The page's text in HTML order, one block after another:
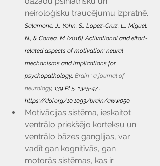
neiroloģisku traucējumu izpratnē.
Salamone, J., Yohn, S., Lopez-Cruz, L., Miguel,
N., & Correa, M. (2016). Activational and effort-
related aspects of motivation: neural
mechanisms and implications for
psychopathology.. Brain : a journal of
neurology, 139 Pt 5, 1325-47 .
https://doi.org/10.1093/brain/aww050.
Motivācijas sistēma, ieskaitot
ventrālo priekšējo korteksu un
ventrālo bāzes ganglijas, var
vadīt gan kognitīvās, gan
motorās sistēmas, kas ir